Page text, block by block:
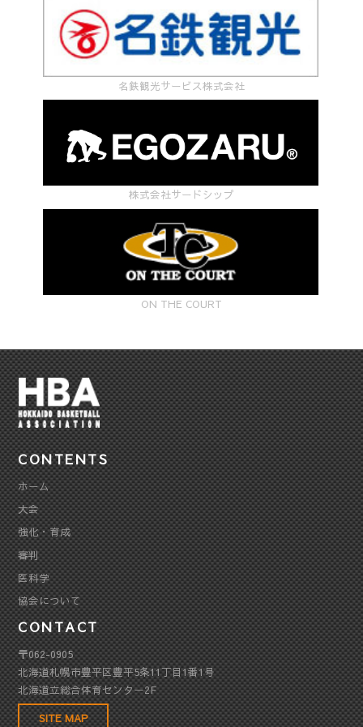
名鉄観光サービス株式会社
株式会社サードシップ
ON THE COURT
CONTENTS
ホーム
大会
強化・育成
審判
医科学
協会について
CONTACT
〒062-0905
北海道札幌市豊平区豊平5条11丁目1番1号
北海道立総合体育センター2F
SITE MAP